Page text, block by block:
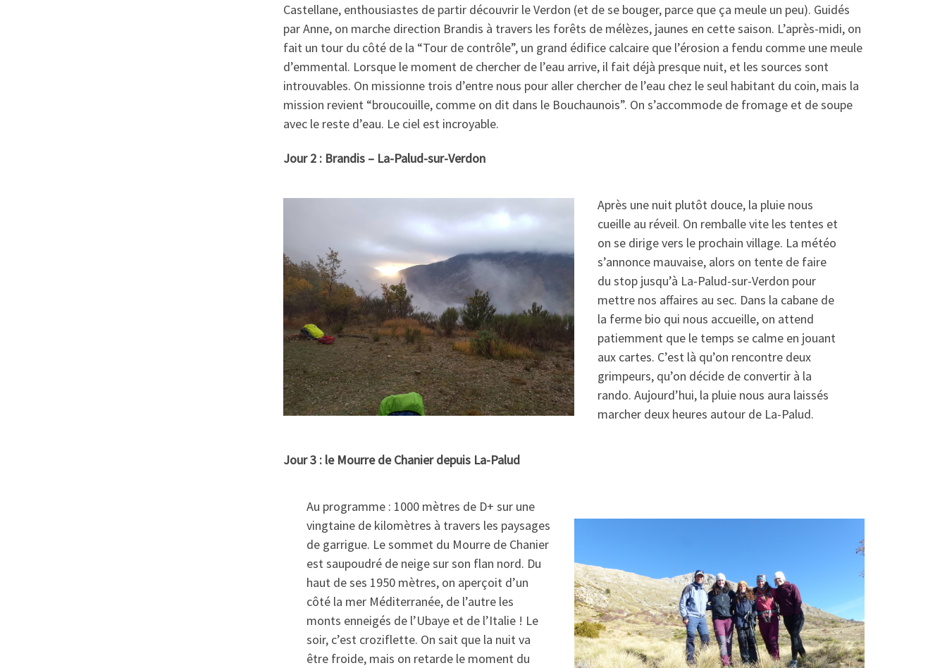
Castellane, enthousiastes de partir découvrir le Verdon (et de se bouger, parce que ça meule un peu). Guidés
par Anne, on marche direction Brandis à travers les forêts de mélèzes, jaunes en cette saison. L’après-midi, on
fait un tour du côté de la “Tour de contrôle”, un grand édifice calcaire que l’érosion a fendu comme une meule
d’emmental. Lorsque le moment de chercher de l’eau arrive, il fait déjà presque nuit, et les sources sont
introuvables. On missionne trois d’entre nous pour aller chercher de l’eau chez le seul habitant du coin, mais la
mission revient “broucouille, comme on dit dans le Bouchaunois”. On s’accommode de fromage et de soupe
avec le reste d’eau. Le ciel est incroyable.
Jour 2 : Brandis – La-Palud-sur-Verdon
Après une nuit plutôt douce, la pluie nous
cueille au réveil. On remballe vite les tentes et
on se dirige vers le prochain village. La météo
s’annonce mauvaise, alors on tente de faire
du stop jusqu’à La-Palud-sur-Verdon pour
mettre nos affaires au sec. Dans la cabane de
la ferme bio qui nous accueille, on attend
patiemment que le temps se calme en jouant
aux cartes. C’est là qu’on rencontre deux
grimpeurs, qu’on décide de convertir à la
rando. Aujourd’hui, la pluie nous aura laissés
marcher deux heures autour de La-Palud.
Jour 3 : le Mourre de Chanier depuis La-Palud
Au programme : 1000 mètres de D+ sur une
vingtaine de kilomètres à travers les paysages
de garrigue. Le sommet du Mourre de Chanier
est saupoudré de neige sur son flan nord. Du
haut de ses 1950 mètres, on aperçoit d’un
côté la mer Méditerranée, de l’autre les
monts enneigés de l’Ubaye et de l’Italie ! Le
soir, c’est croziflette. On sait que la nuit va
être froide, mais on retarde le moment du